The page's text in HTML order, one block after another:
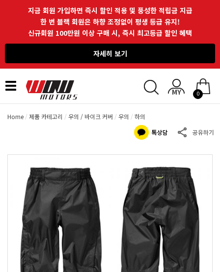
지금 회원 가입하면 즉시 할인 적용 및 풍성한 적립금 지급
한 번 블랙 회원은 하향 조정없이 평생 등급 유지!
신규회원 100만원 이상 구매 시, 즉시 최고등급 할인 혜택
자세히 보기
Toggle
navigation
0
Home 제품 카테고리 우의 / 바이크 커버 우의 하의